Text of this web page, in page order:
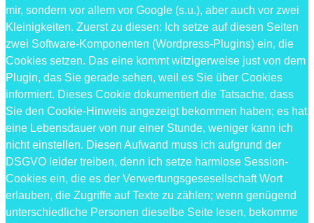
mir, sondern vor allem vor Google (s.u.), aber auch vor zwei
Kleinigkeiten. Zuerst zu diesen: Ich setze auf diesen Seiten
zwei Software-Komponenten (Wordpress-Plugins) ein, die
Cookies setzen. Das eine kommt witzigerweise just von dem
Plugin, das Sie gerade sehen, weil es Sie über Cookies
informiert. Dieses Cookie dokumentiert die Tatsache, dass
Sie den Cookie-Hinweis angezeigt bekommen haben; es hat
eine Lebensdauer von nur einer Stunde, weniger kann ich
nicht einstellen. Diesen Aufwand muss ich aufgrund der
DSGVO leider treiben, denn ich setze harmlose Session-
Cookies ein, die es der Verwertungsgesesellschaft Wort
erlauben, die Zugriffe auf Texte zu zählen; wenn genügend
unterschiedliche Personen dieselbe Seite lesen, bekomme